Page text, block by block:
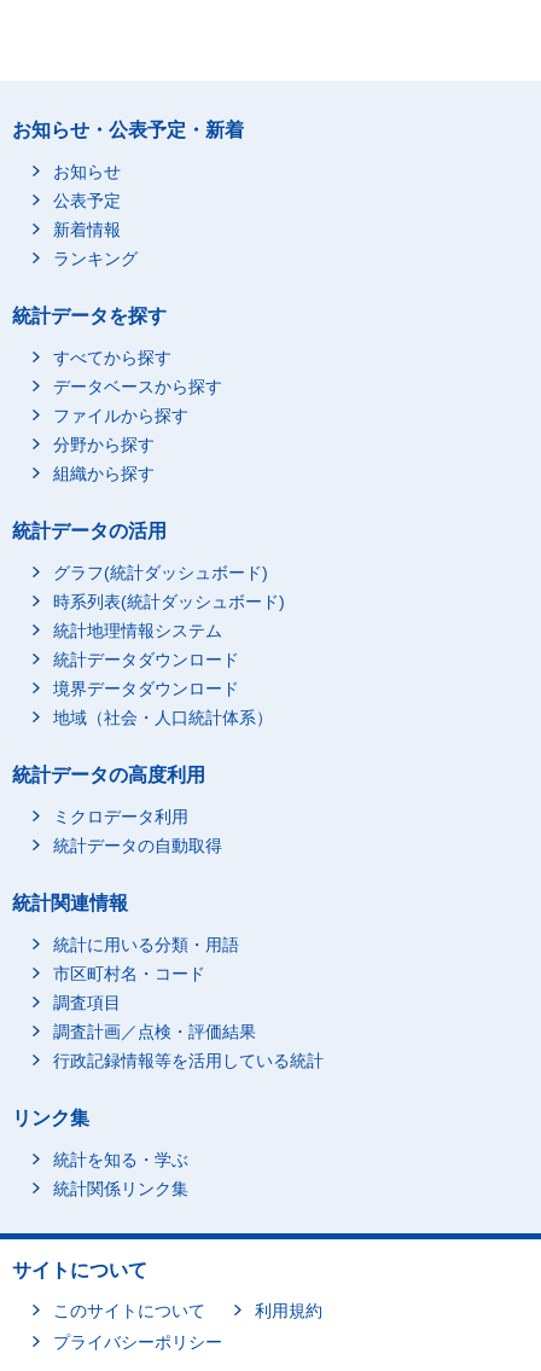
お知らせ・公表予定・新着
お知らせ
公表予定
新着情報
ランキング
統計データを探す
すべてから探す
データベースから探す
ファイルから探す
分野から探す
組織から探す
統計データの活用
グラフ(統計ダッシュボード)
時系列表(統計ダッシュボード)
統計地理情報システム
統計データダウンロード
境界データダウンロード
地域（社会・人口統計体系）
統計データの高度利用
ミクロデータ利用
統計データの自動取得
統計関連情報
統計に用いる分類・用語
市区町村名・コード
調査項目
調査計画／点検・評価結果
行政記録情報等を活用している統計
リンク集
統計を知る・学ぶ
統計関係リンク集
サイトについて
このサイトについて
利用規約
プライバシーポリシー